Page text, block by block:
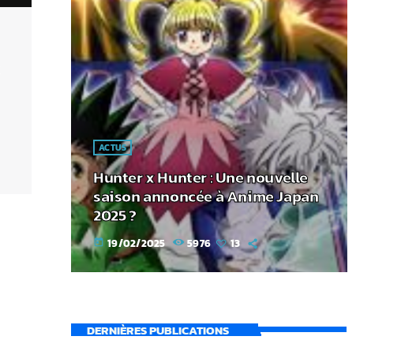
ACTUS
Hunter x Hunter : Une nouvelle
saison annoncée à Anime Japan
2025 ?
today 19/02/2025 5976 13
DERNIÈRES PUBLICATIONS